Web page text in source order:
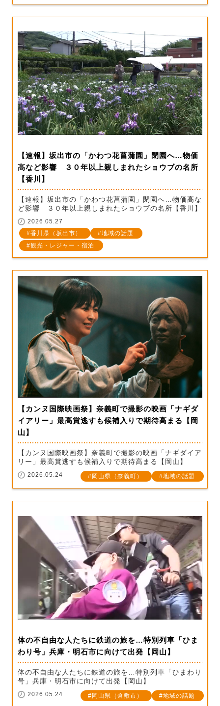
【速報】坂出市の「かわつ花菖蒲園」閉園へ…物価
高など影響 ３０年以上親しまれたショウブの名所
【香川】
【速報】坂出市の「かわつ花菖蒲園」閉園へ…物価高な
ど影響 ３０年以上親しまれたショウブの名所【香川】
2026.05.27
香川県（坂出市）
地域の話題
観光・レジャー・宿泊
【カンヌ国際映画祭】奈義町で撮影の映画「ナギダ
イアリー」最高賞逃すも候補入りで期待高まる【岡
山】
【カンヌ国際映画祭】奈義町で撮影の映画「ナギダイア
リー」最高賞逃すも候補入りで期待高まる【岡山】
2026.05.24 岡山県（奈義町） 地域の話題
体の不自由な人たちに鉄道の旅を…特別列車「ひま
わり号」兵庫・明石市に向けて出発【岡山】
体の不自由な人たちに鉄道の旅を…特別列車「ひまわり
号」兵庫・明石市に向けて出発【岡山】
2026.05.24 岡山県（倉敷市） 地域の話題